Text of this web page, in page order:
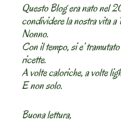
Questo Blog era nato nel
condividere la nostra vita a
Nonno.
Con il tempo, si e’
ricette.
A volte caloriche, a volte
E non solo.
Buona lettura,